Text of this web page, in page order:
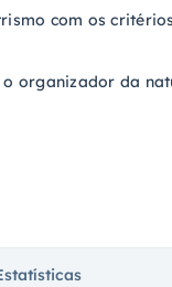
com os
organizador da